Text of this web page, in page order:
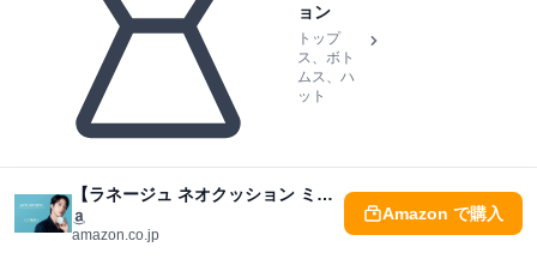
ョン
トップ
ス、ボト
ムス、ハ
ット
【ラネージュ ネオクッション ミュイ徹底解説】鏡付きで超便利！驚きのスキンケア級成分で「乾燥崩れ知らず肌」を叶える秘密
amazon.co.jp
Amazon で購入